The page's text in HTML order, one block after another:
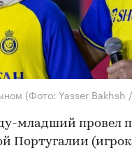
(Фото: Yasser Bakhsh
младший провел
Португалии